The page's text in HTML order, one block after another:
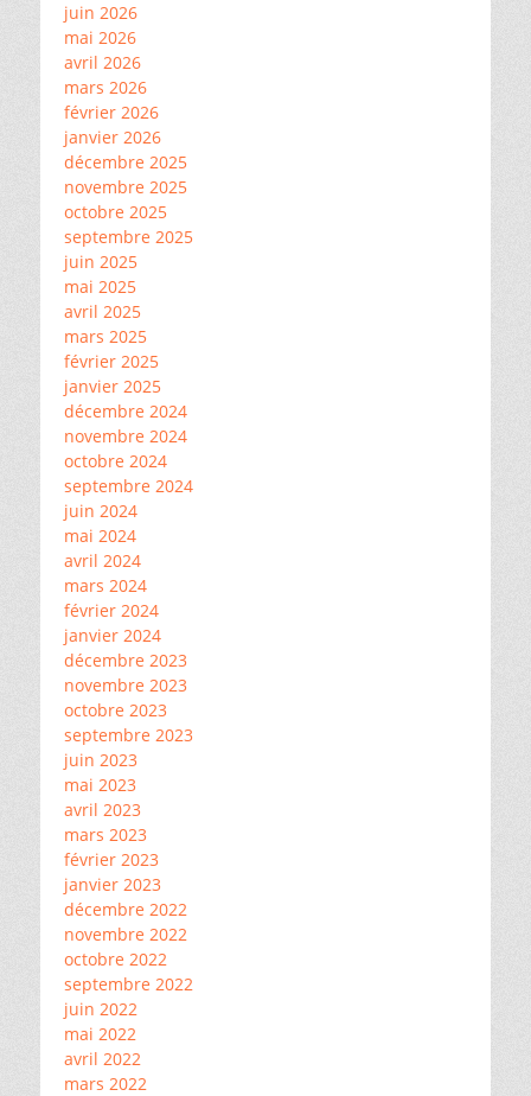
juin 2026
mai 2026
avril 2026
mars 2026
février 2026
janvier 2026
décembre 2025
novembre 2025
octobre 2025
septembre 2025
juin 2025
mai 2025
avril 2025
mars 2025
février 2025
janvier 2025
décembre 2024
novembre 2024
octobre 2024
septembre 2024
juin 2024
mai 2024
avril 2024
mars 2024
février 2024
janvier 2024
décembre 2023
novembre 2023
octobre 2023
septembre 2023
juin 2023
mai 2023
avril 2023
mars 2023
février 2023
janvier 2023
décembre 2022
novembre 2022
octobre 2022
septembre 2022
juin 2022
mai 2022
avril 2022
mars 2022